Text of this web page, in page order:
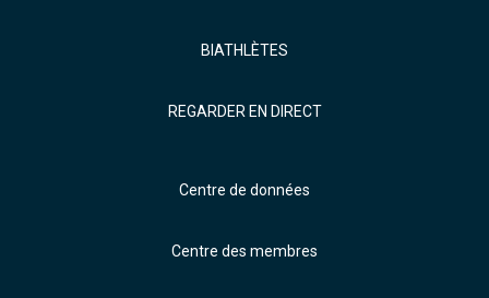
BIATHLÈTES
REGARDER EN DIRECT
Centre de données
Centre des membres